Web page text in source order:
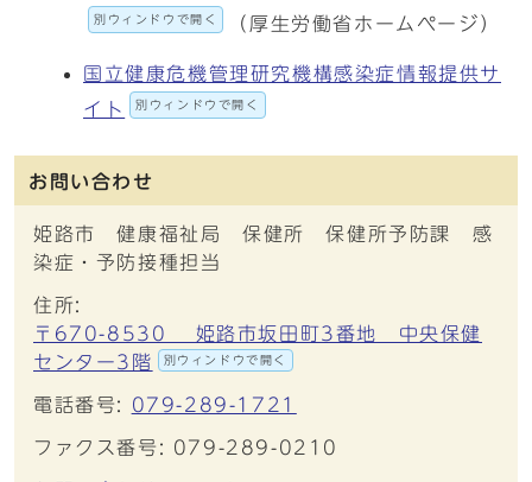
別ウィンドウで開く （厚生労働省ホームページ）
国立健康危機管理研究機構感染症情報提供サ
イト
別ウィンドウで開く
お問い合わせ
姫路市 健康福祉局 保健所 保健所予防課 感
染症・予防接種担当
住所:
〒670-8530 姫路市坂田町3番地 中央保健
センター3階
別ウィンドウで開く
電話番号: 079-289-1721
ファクス番号: 079-289-0210